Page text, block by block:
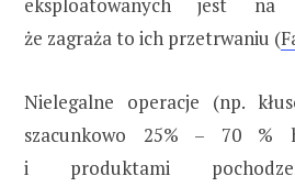
eksploatowanych jest na
że zagraża to ich przetrwaniu (
Nielegalne operacje (np.
szacunkowo 25% – 70 %
i produktami